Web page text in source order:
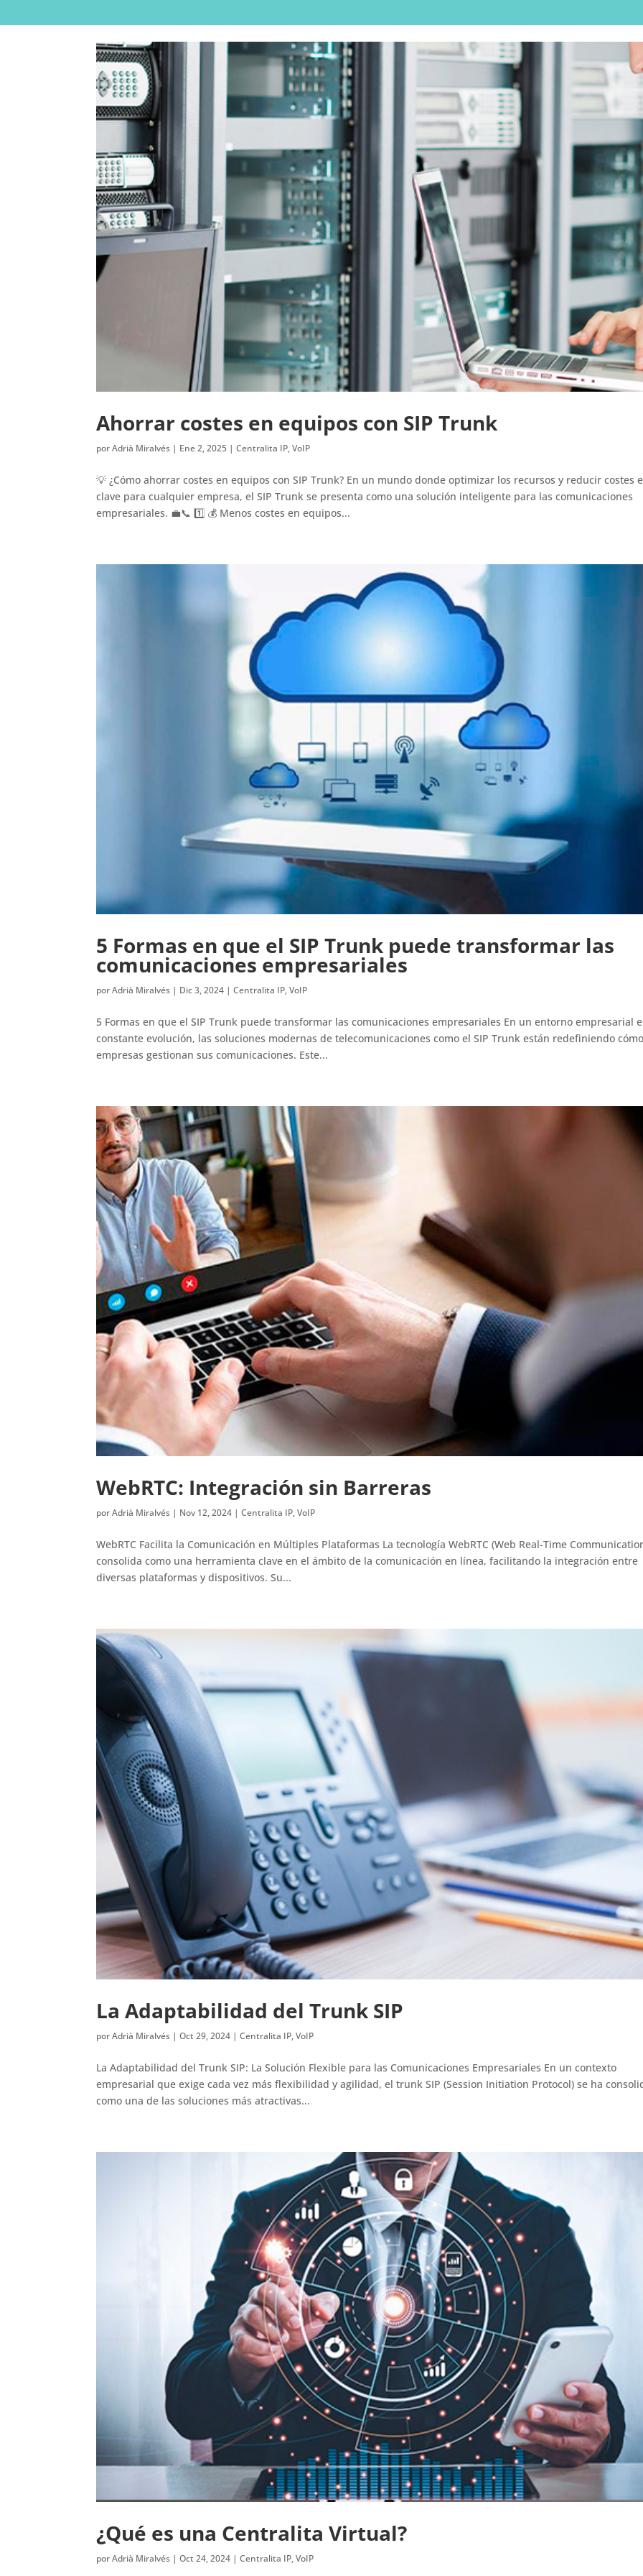
Ahorrar costes en equipos con SIP Trunk
porAdrià Miralvés | Ene 2, 2025 |Centralita IP,VoIP
💡 ¿Cómo ahorrar costes en equipos con SIP Trunk? En un mundo donde optimizar los recursos y reducir costes
clave para cualquier empresa, el SIP Trunk se presenta como una solución inteligente para las comunicaciones
empresariales. 💼📞 1️⃣ 💰 Menos costes en equipos...
5 Formas en que el SIP Trunk puede transformar las
comunicaciones empresariales
porAdrià Miralvés | Dic 3, 2024 |Centralita IP,VoIP
5 Formas en que el SIP Trunk puede transformar las comunicaciones empresariales En un entorno empresarial
constante evolución, las soluciones modernas de telecomunicaciones como el SIP Trunk están redefiniendo
empresas gestionan sus comunicaciones. Este...
WebRTC: Integración sin Barreras
porAdrià Miralvés | Nov 12, 2024 |Centralita IP,VoIP
WebRTC Facilita la Comunicación en Múltiples Plataformas La tecnología WebRTC (Web Real-Time
consolida como una herramienta clave en el ámbito de la comunicación en línea, facilitando la integración entre
diversas plataformas y dispositivos. Su...
La Adaptabilidad del Trunk SIP
porAdrià Miralvés |Oct 29, 2024 |Centralita IP,VoIP
La Adaptabilidad del Trunk SIP: La Solución Flexible para las Comunicaciones Empresariales En un contexto
empresarial que exige cada vez más flexibilidad y agilidad, el trunk SIP (Session Initiation Protocol) se ha
como una de las soluciones más atractivas...
¿Qué es una Centralita Virtual?
porAdrià Miralvés |Oct 24, 2024 |Centralita IP,VoIP